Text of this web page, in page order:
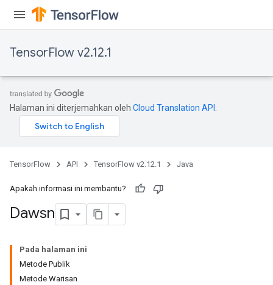
TensorFlow v2.12.1
Halaman ini diterjemahkan oleh Cloud Translation API
TensorFlow API TensorFlow v2.12.1 Java
Apakah informasi ini membantu?
Dawsn
Pada halaman ini
Metode Publik
Metode Warisan